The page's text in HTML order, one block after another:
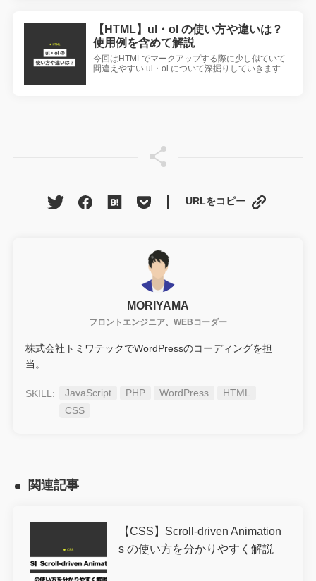
【HTML】ul・ol の使い方や違いは？
使用例を含めて解説
今回はHTMLでマークアップする際に少し似ていて
間違えやすい ul・ol について深掘りしていきます…
URLをコピー
MORIYAMA
フロントエンジニア、WEBコーダー
株式会社トミワテックでWordPressのコーディングを担
当。
JavaScript PHP WordPress
HTML
CSS
関連記事
【CSS】Scroll-driven Animation
s の使い方を分かりやすく解説